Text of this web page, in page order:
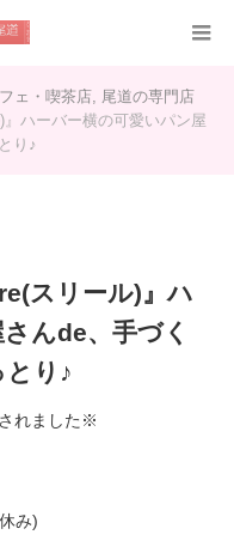
ェ・喫茶店, 尾道の専門店
』ハーバー横の可愛いパン屋
り♪
スリール)』ハ
んde、手づく
り♪
れました※
み)